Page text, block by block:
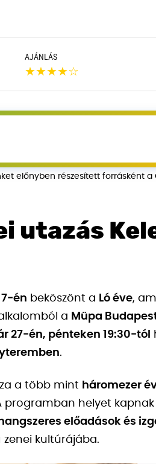
AJÁNLÁS
★★★★☆
előnyben részesített forrásként a
utazás
beköszönt a Ló éve,
a Müpa
27‑én, pénteken 19:30‑tól
.
a több mint háromezer
programban helyet kapnak
előadások és
zenei kultúrájába.